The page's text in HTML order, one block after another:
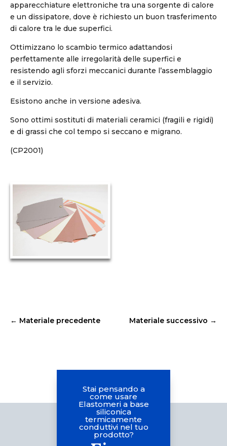
apparecchiature elettroniche tra una sorgente di calore
e un dissipatore, dove è richiesto un buon trasferimento
di calore tra le due superfici.
Ottimizzano lo scambio termico adattandosi
perfettamente alle irregolarità delle superfici e
resistendo agli sforzi meccanici durante l’assemblaggio
e il servizio.
Esistono anche in versione adesiva.
Sono ottimi sostituti di materiali ceramici (fragili e rigidi)
e di grassi che col tempo si seccano e migrano.
(CP2001)
← Materiale precedente Materiale successivo →
Stai pensando a
come usare
Elastomeri a base
siliconica
termicamente
conduttivi nel tuo
prodotto?